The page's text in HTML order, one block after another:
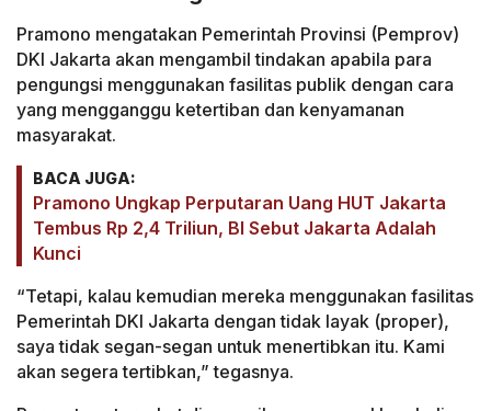
Pramono mengatakan Pemerintah Provinsi (Pemprov)
DKI Jakarta akan mengambil tindakan apabila para
pengungsi menggunakan fasilitas publik dengan cara
yang mengganggu ketertiban dan kenyamanan
masyarakat.
BACA JUGA:
Pramono Ungkap Perputaran Uang HUT Jakarta
Tembus Rp 2,4 Triliun, BI Sebut Jakarta Adalah
Kunci
“Tetapi, kalau kemudian mereka menggunakan fasilitas
Pemerintah DKI Jakarta dengan tidak layak (proper),
saya tidak segan-segan untuk menertibkan itu. Kami
akan segera tertibkan,” tegasnya.